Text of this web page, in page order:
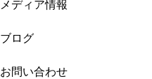
メディア情報
ブログ
お問い合わせ